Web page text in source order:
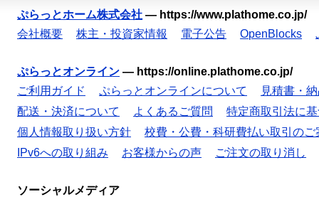
ぷらっとホーム株式会社 — https://www.plathome.co.jp/
会社概要
株主・投資家情報 電子公告 OpenBlocks
ぷらっとオンライン — https://online.plathome.co.jp/
ご利用ガイド
ぷらっとオンラインについて
見積書・
配送・決済について
よくあるご質問
特定商取引法に
個人情報取り扱い方針
校費・公費・科研費払い取引のご
IPv6への取り組み
お客様からの声 ご注文の取り消し
ソーシャルメディア